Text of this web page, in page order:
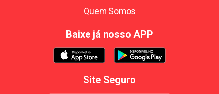
Quem Somos
Baixe já nosso APP
Site Seguro